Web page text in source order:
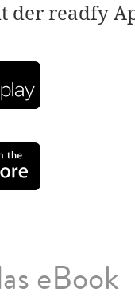
der readfy
eBook